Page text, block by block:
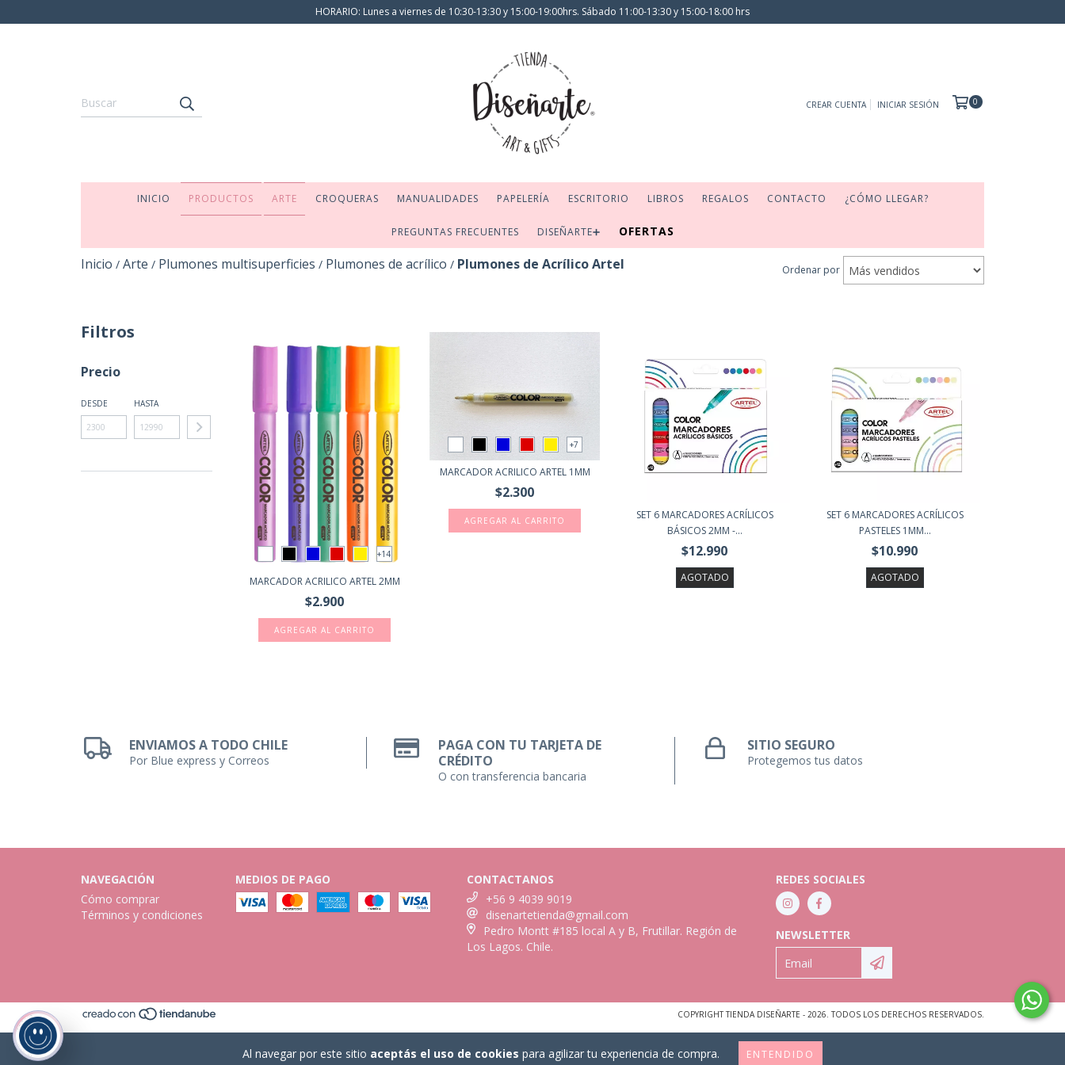
Al navegar por este sitio aceptás el uso de cookies para agilizar tu experiencia de compra. ENTENDIDO
HORARIO: Lunes a viernes de 10:30-13:30 y 15:00-19:00hrs. Sábado 11:00-13:30 y 15:00-18:00 hrs
CREAR CUENTA INICIAR SESIÓN 0
INICIO PRODUCTOS ARTE CROQUERAS MANUALIDADES PAPELERÍA ESCRITORIO LIBROS REGALOS CONTACTO ¿CÓMO LLEGAR?
PREGUNTAS FRECUENTES DISEÑARTE➕ OFERTAS
Inicio / Arte / Plumones multisuperficies / Plumones de acrílico / Plumones de Acrílico Artel Ordenar por
Filtros
Precio
DESDE HASTA
+14
MARCADOR ACRILICO ARTEL 2MM
$2.900
AGREGAR AL CARRITO
+7
MARCADOR ACRILICO ARTEL 1MM
$2.300
AGREGAR AL CARRITO
SET 6 MARCADORES ACRÍLICOS
BÁSICOS 2MM -...
$12.990
AGOTADO
SET 6 MARCADORES ACRÍLICOS
PASTELES 1MM...
$10.990
AGOTADO
ENVIAMOS A TODO CHILE
Por Blue express y Correos
PAGA CON TU TARJETA DE
CRÉDITO
O con transferencia bancaria
SITIO SEGURO
Protegemos tus datos
NAVEGACIÓN
Cómo comprar
Términos y condiciones
MEDIOS DE PAGO
CONTACTANOS
+56 9 4039 9019
disenartetienda@gmail.com
Pedro Montt #185 local A y B, Frutillar. Región de
Los Lagos. Chile.
REDES SOCIALES
NEWSLETTER
COPYRIGHT TIENDA DISEÑARTE - 2026. TODOS LOS DERECHOS RESERVADOS.